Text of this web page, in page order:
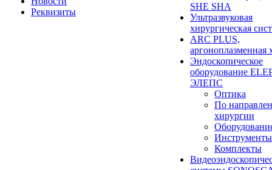
Реквизиты
SHE SHA
Ультразвуковая
хирургическая
ARC PLUS,
аргоноплазменная
Эндоскопическое
оборудование
ЭЛЕПС
Оптика
По
хирургии
Инструменты
Комплекты